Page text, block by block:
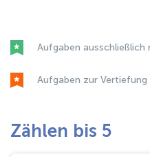
Aufgaben
Aufgaben zur Vertiefung
Zählen bis 5